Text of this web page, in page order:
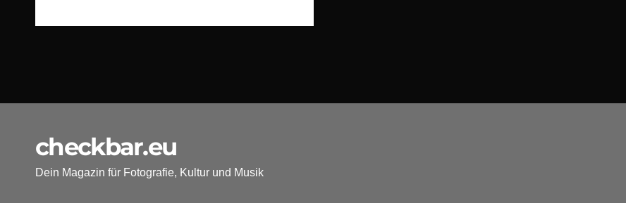
checkbar.eu
Dein Magazin für Fotografie, Kultur und Musik